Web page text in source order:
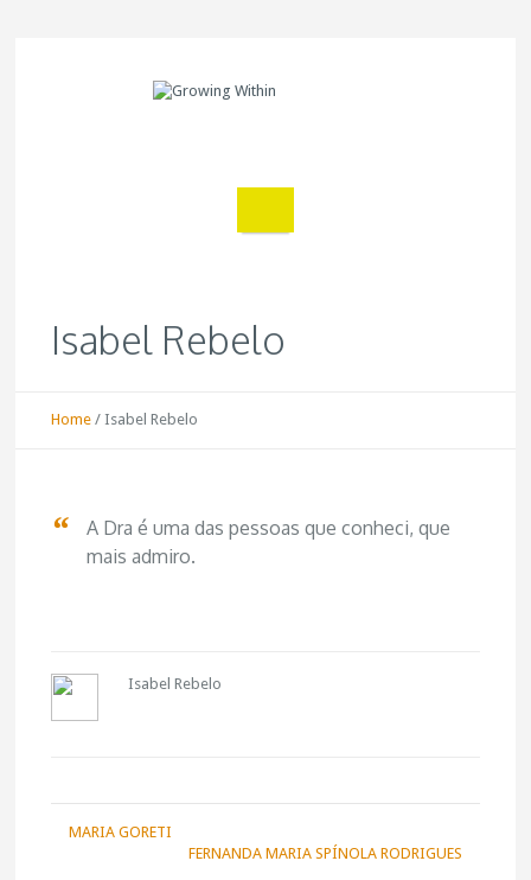
Isabel Rebelo
Home /Isabel Rebelo
A Dra é uma das pessoas que conheci, que
mais admiro.
Isabel Rebelo
MARIA GORETI
FERNANDA MARIA SPÍNOLA RODRIGUES